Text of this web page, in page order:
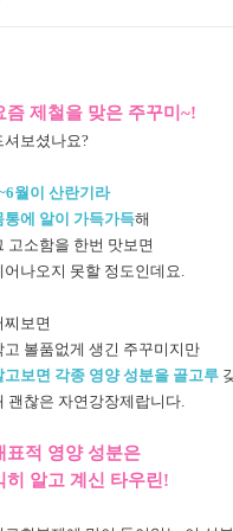
즘 제철을 맞은 주꾸미~!
셔보셨나요?
월이 산란기라
통에 알이 가득가득해
고소함을 한번 맛보면
어나오지 못할 정도인데요.
찌보면
고 볼품없게 생긴 주꾸미지만
고보면 각종 영양 성분을 골고루
괜찮은 자연강장제랍니다.
표적 영양 성분은
히 알고 계신 타우린!